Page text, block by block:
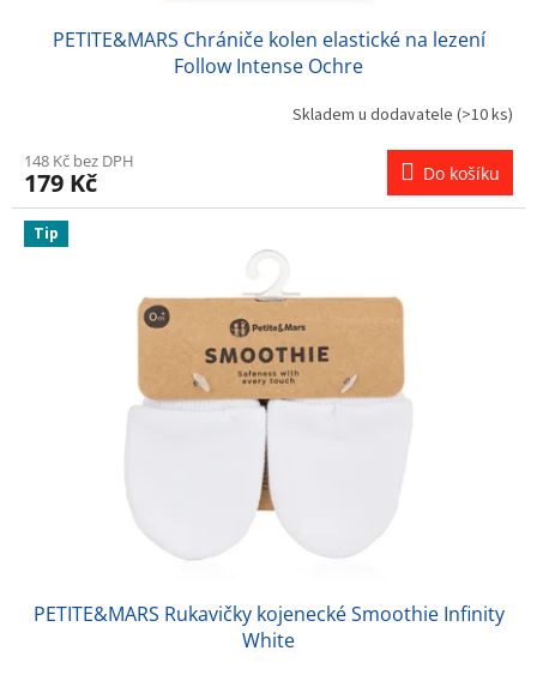
PETITE&MARS Chrániče kolen elastické na lezení
Follow Intense Ochre
Skladem u dodavatele (>10 ks)
148 Kč bez DPH
179 Kč Do košíku
Tip
PETITE&MARS Rukavičky kojenecké Smoothie Infinity
White